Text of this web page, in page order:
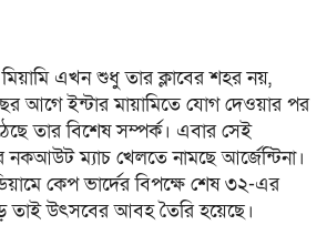
এখন শুধু তার ক্লাবের শহর নয়,
আগে ইন্টার মায়ামিতে যোগ দেওয়ার পর
তার বিশেষ সম্পর্ক। এবার সেই
নকআউট ম্যাচ খেলতে নামছে আর্জেন্টিনা।
কেপ ভার্দের বিপক্ষে শেষ ৩২-এর
তাই উৎসবের আবহ তৈরি হয়েছে।